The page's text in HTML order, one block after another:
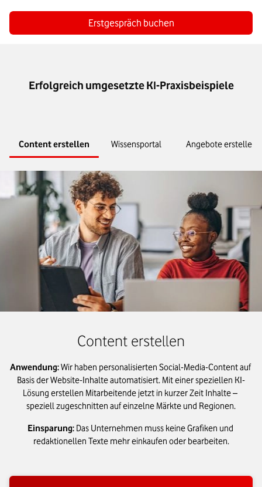
Erstgespräch buchen
Erfolgreich umgesetzte KI-Praxisbeispiele
Content erstellen Wissensportal Angebote erstellen
Content erstellen
Anwendung:Wir haben personalisierten Social-Media-Content auf
Basis der Website-Inhalte automatisiert. Mit einer speziellen KI-
Lösung erstellen Mitarbeitende jetzt in kurzer Zeit Inhalte –
speziell zugeschnitten auf einzelne Märkte und Regionen.
Einsparung: Das Unternehmen muss keine Grafiken und
redaktionellen Texte mehr einkaufen oder bearbeiten.